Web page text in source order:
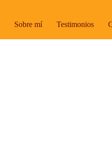
Sobre mí Testimonios